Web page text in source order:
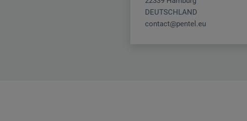
DEUTSCHLAND
contact@pentel.eu